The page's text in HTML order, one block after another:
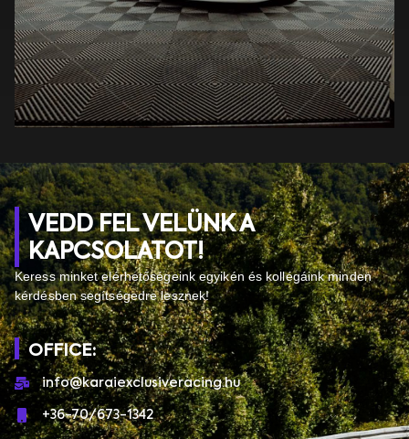
VEDD FEL VELÜNK A
KAPCSOLATOT!
Keress minket elérhetőségeink egyikén és kollégáink minden
kérdésben segítségedre lesznek!
OFFICE:
info@karaiexclusiveracing.hu
+36-70/673-1342